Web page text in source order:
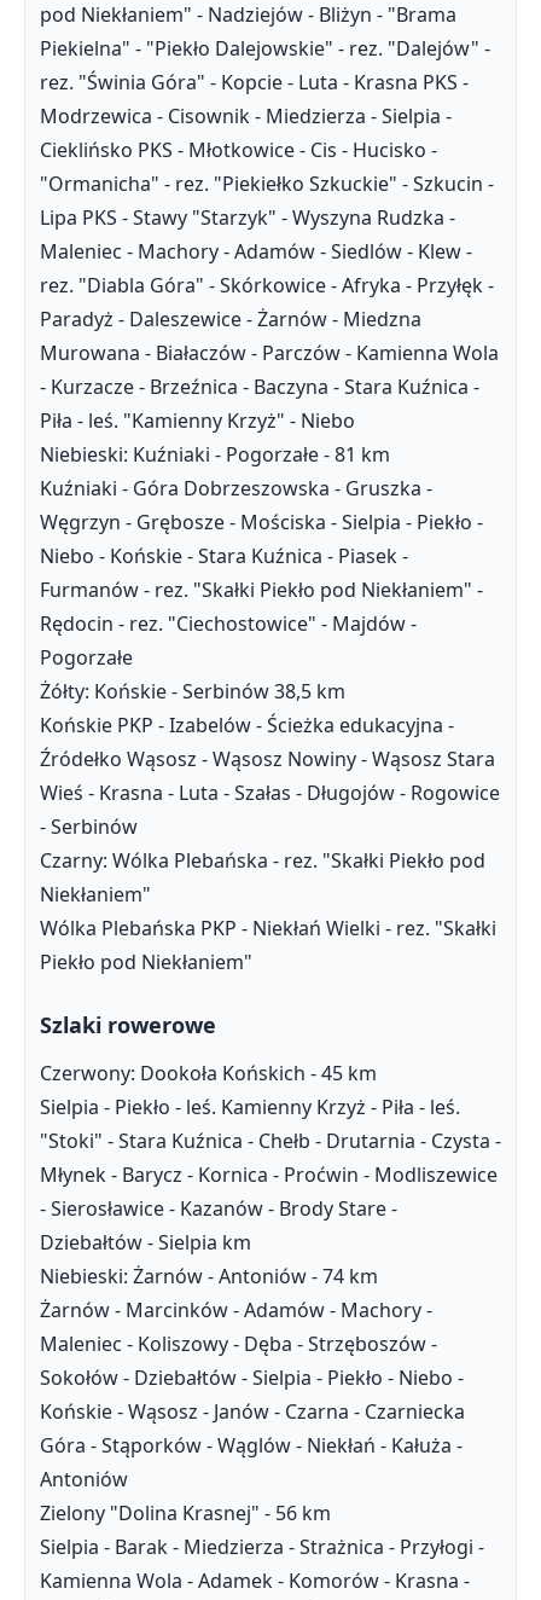
pod Niekłaniem" - Nadziejów - Bliżyn - "Brama
Piekielna" - "Piekło Dalejowskie" - rez. "Dalejów" -
rez. "Świnia Góra" - Kopcie - Luta - Krasna PKS -
Modrzewica - Cisownik - Miedzierza - Sielpia -
Cieklińsko PKS - Młotkowice - Cis - Hucisko -
"Ormanicha" - rez. "Piekiełko Szkuckie" - Szkucin -
Lipa PKS - Stawy "Starzyk" - Wyszyna Rudzka -
Maleniec - Machory - Adamów - Siedlów - Klew -
rez. "Diabla Góra" - Skórkowice - Afryka - Przyłęk -
Paradyż - Daleszewice - Żarnów - Miedzna
Murowana - Białaczów - Parczów - Kamienna Wola
- Kurzacze - Brzeźnica - Baczyna - Stara Kuźnica -
Piła - leś. "Kamienny Krzyż" - Niebo
Niebieski: Kuźniaki - Pogorzałe - 81 km
Kuźniaki - Góra Dobrzeszowska - Gruszka -
Węgrzyn - Grębosze - Mościska - Sielpia - Piekło -
Niebo - Końskie - Stara Kuźnica - Piasek -
Furmanów - rez. "Skałki Piekło pod Niekłaniem" -
Rędocin - rez. "Ciechostowice" - Majdów -
Pogorzałe
Żółty: Końskie - Serbinów 38,5 km
Końskie PKP - Izabelów - Ścieżka edukacyjna -
Źródełko Wąsosz - Wąsosz Nowiny - Wąsosz Stara
Wieś - Krasna - Luta - Szałas - Długojów - Rogowice
- Serbinów
Czarny: Wólka Plebańska - rez. "Skałki Piekło pod
Niekłaniem"
Wólka Plebańska PKP - Niekłań Wielki - rez. "Skałki
Piekło pod Niekłaniem"
Szlaki rowerowe
Czerwony: Dookoła Końskich - 45 km
Sielpia - Piekło - leś. Kamienny Krzyż - Piła - leś.
"Stoki" - Stara Kuźnica - Chełb - Drutarnia - Czysta -
Młynek - Barycz - Kornica - Proćwin - Modliszewice
- Sierosławice - Kazanów - Brody Stare -
Dziebałtów - Sielpia km
Niebieski: Żarnów - Antoniów - 74 km
Żarnów - Marcinków - Adamów - Machory -
Maleniec - Koliszowy - Dęba - Strzęboszów -
Sokołów - Dziebałtów - Sielpia - Piekło - Niebo -
Końskie - Wąsosz - Janów - Czarna - Czarniecka
Góra - Stąporków - Wąglów - Niekłań - Kałuża -
Antoniów
Zielony "Dolina Krasnej" - 56 km
Sielpia - Barak - Miedzierza - Strażnica - Przyłogi -
Kamienna Wola - Adamek - Komorów - Krasna -